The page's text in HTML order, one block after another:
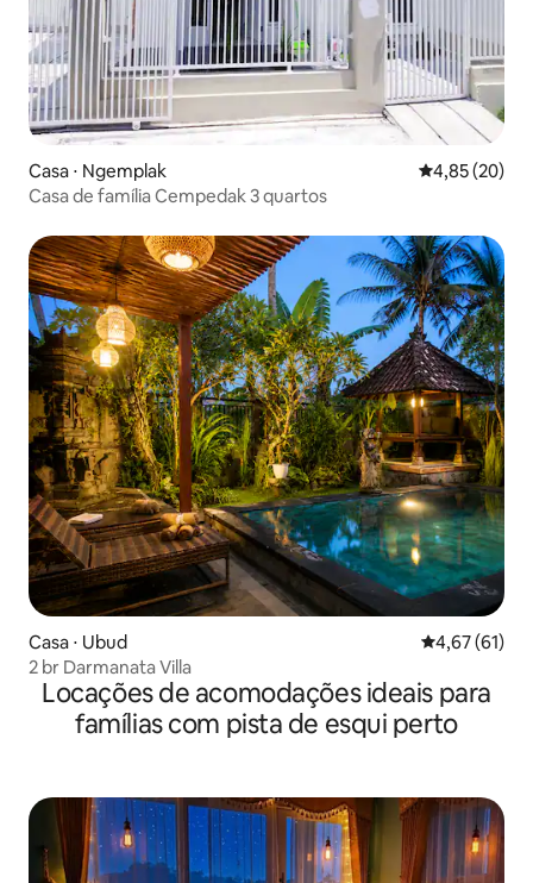
Casa ⋅ Ngemplak 4,85 de uma
4,85 (20)
Casa de família Cempedak 3 quartos
Casa ⋅ Ubud 4,67 de uma
4,67 (61)
2 br Darmanata Villa
Locações de acomodações ideais para
famílias com pista de esqui perto